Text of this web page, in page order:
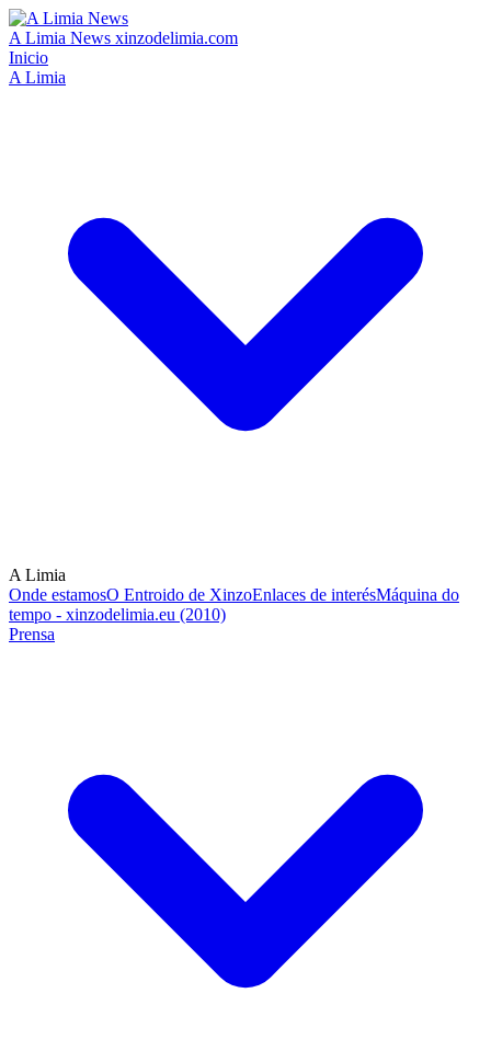
A Limia News xinzodelimia.com
Inicio
A Limia
A Limia
Onde estamosO Entroido de XinzoEnlaces de interésMáquina do
tempo - xinzodelimia.eu (2010)
Prensa